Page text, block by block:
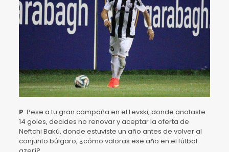
P: Pese a tu gran campaña en el Levski, donde anotaste
14 goles, decides no renovar y aceptar la oferta de
Neftchi Bakú, donde estuviste un año antes de volver al
conjunto búlgaro, ¿cómo valoras ese año en el fútbol